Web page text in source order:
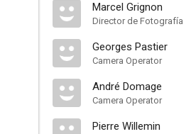
Marcel Grignon
Director de Fotografía
Georges Pastier
Camera Operator
André Domage
Camera Operator
Pierre Willemin